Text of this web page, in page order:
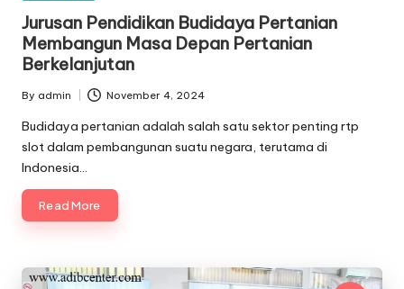
Jurusan Pendidikan Budidaya Pertanian
Membangun Masa Depan Pertanian
Berkelanjutan
Posted
by
By admin November 4, 2024
Budidaya pertanian adalah salah satu sektor penting rtp
slot dalam pembangunan suatu negara, terutama di
Indonesia…
Read More